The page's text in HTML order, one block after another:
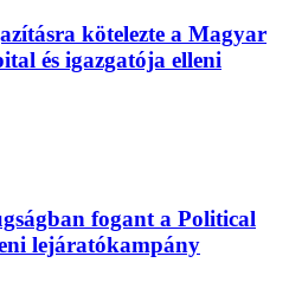
kötelezte a Magyar
és igazgatója elleni
fogant a Political
lejáratókampány